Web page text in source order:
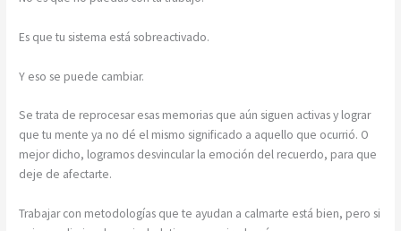
Es que tu sistema está sobreactivado.
Y eso se puede cambiar.
Se trata de reprocesar esas memorias que aún siguen activas y lograr
que tu mente ya no dé el mismo significado a aquello que ocurrió. O
mejor dicho, logramos desvincular la emoción del recuerdo, para que
deje de afectarte.
Trabajar con metodologías que te ayudan a calmarte está bien, pero si